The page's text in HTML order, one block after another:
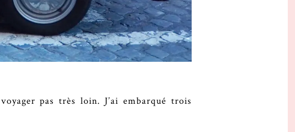
pas très loin. J’ai embarqué trois